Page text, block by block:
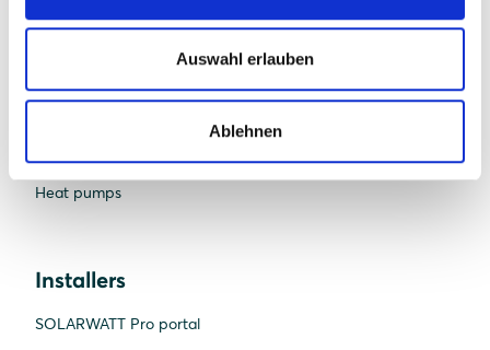
Auswahl erlauben
Ablehnen
Inverters
Warranties
Heat pumps
Installers
SOLARWATT Pro portal